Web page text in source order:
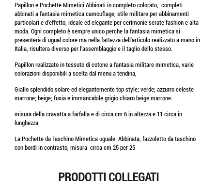
Papillon e Pochette Mimetici Abbinati in completo colorato, completi
abbinati a fantasia mimetica camouflage, stile militare per abbinamenti
particolari e d'effetto, ideale ed elegante per cerimonie serate fashion e alta
moda. Ogni completo è sempre unico perche la fantasia mimetica si
presenterà di ugual colore ma nella fattezza dell'articolo realizzato a mano in
Italia, risultera diverso per l'assemblaggio e il taglio dello stesso.
Papillon realizzato in tessuto di cotone a fantasia militare mimetica, varie
colorazioni disponibili a scelta dal menu a tendina,
Giallo splendido solare ed elegantemente top style; verde; azzurro celeste
marrone; beige; fuxia e immancabile grigio chiaro beige marrone.
misura della cravatta a farfalla e di circa cm 6 in altezza e 11 circa in
lunghezza
La Pochette da Taschino Mimetica uguale Abbinata, fazzoletto da taschino
con bordi in contrasto, misura circa cm 25 per 25
PRODOTTI COLLEGATI